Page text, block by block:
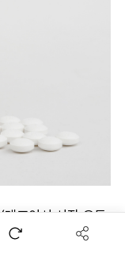
표이사 사장 오동
닙)'가 6월 1일부터